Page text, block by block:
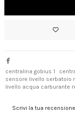
centralina gobius 1
sensore livello serbatoio
livello acqua carburante
Scrivi la tua recensione